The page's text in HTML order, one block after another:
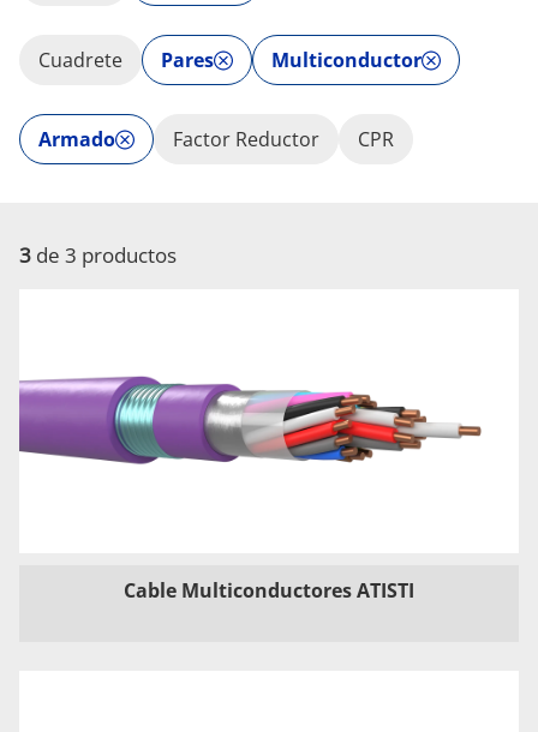
Cuadrete Pares Multiconductor
Armado Factor Reductor CPR
3 de 3 productos
Cable Multiconductores ATISTI